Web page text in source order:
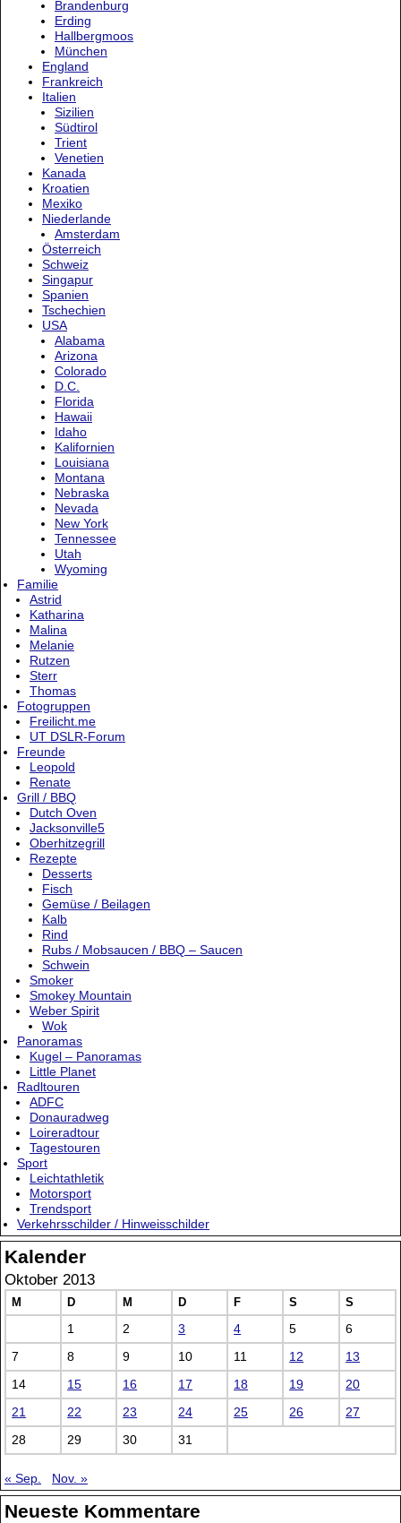
Brandenburg
Erding
Hallbergmoos
München
England
Frankreich
Italien
Sizilien
Südtirol
Trient
Venetien
Kanada
Kroatien
Mexiko
Niederlande
Amsterdam
Österreich
Schweiz
Singapur
Spanien
Tschechien
USA
Alabama
Arizona
Colorado
D.C.
Florida
Hawaii
Idaho
Kalifornien
Louisiana
Montana
Nebraska
Nevada
New York
Tennessee
Utah
Wyoming
Familie
Astrid
Katharina
Malina
Melanie
Rutzen
Sterr
Thomas
Fotogruppen
Freilicht.me
UT DSLR-Forum
Freunde
Leopold
Renate
Grill / BBQ
Dutch Oven
Jacksonville5
Oberhitzegrill
Rezepte
Desserts
Fisch
Gemüse / Beilagen
Kalb
Rind
Rubs / Mobsaucen / BBQ – Saucen
Schwein
Smoker
Smokey Mountain
Weber Spirit
Wok
Panoramas
Kugel – Panoramas
Little Planet
Radltouren
ADFC
Donauradweg
Loireradtour
Tagestouren
Sport
Leichtathletik
Motorsport
Trendsport
Verkehrsschilder / Hinweisschilder
Kalender
Oktober 2013
M D M D F S S
1 2 3 4 5
6
7
8 9 10 11 12
13
14
15 16 17 18 19
20
21
22 23 24 25 26
27
28
29 30 31
« Sep. Nov. »
Neueste Kommentare